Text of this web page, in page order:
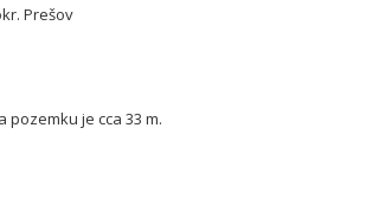
Prešov
je cca 33 m.